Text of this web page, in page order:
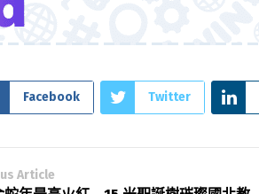
Facebook Twitter
Article